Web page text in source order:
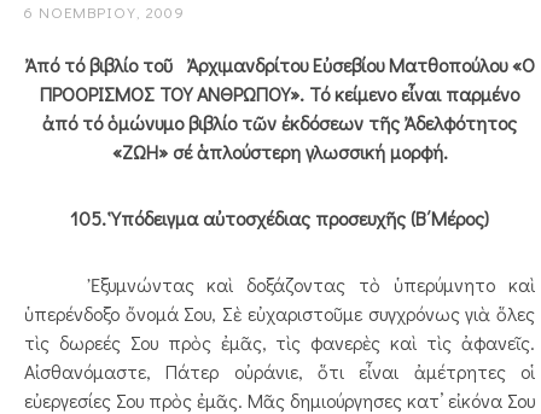
6 ΝΟΕΜΒΡΊΟΥ, 2009
Ἀπό τό βιβλίο τοῦ Ἀρχιμανδρίτου Εὐσεβίου Ματθοπούλου «Ο
ΠΡΟΟΡΙΣΜΟΣ ΤΟΥ ΑΝΘΡΩΠΟΥ». Τό κείμενο εἶναι παρμένο
ἀπό τό ὁμώνυμο βιβλίο τῶν ἐκδόσεων τῆς Ἀδελφότητος
«ΖΩΗ» σέ ἁπλούστερη γλωσσική μορφή.
105. Ὑπόδειγμα αὐτοσχέδιας προσευχῆς (Β΄Μέρος)
Ἐξυμνώντας καὶ δοξάζοντας τὸ ὑπερύμνητο καὶ
ὑπερένδοξο ὄνομά Σου, Σὲ εὐχαριστοῦμε συγχρόνως γιὰ ὅλες
τὶς δωρεές Σου πρὸς ἐμᾶς, τὶς φανερὲς καὶ τὶς ἀφανεῖς.
Αἰσθανόμαστε, Πάτερ οὐράνιε, ὅτι εἶναι ἀμέτρητες οἱ
εὐεργεσίες Σου πρὸς ἐμᾶς. Μᾶς δημιούργησες κατ’ εἰκόνα Σου